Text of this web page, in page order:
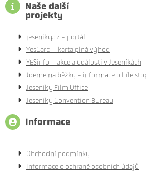
Naše další
projekty
jeseniky.cz - portál
YesCard - karta plná výhod
YESinfo - akce a události v Jeseníkách
Jdeme na běžky - informace o bíle
Jeseníky Film Office
Jeseníky Convention Bureau
Informace
Obchodní podmínky
Informace o ochraně osobních údajů